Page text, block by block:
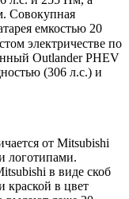
Совокупная
емкостью 20
электричестве по
Outlander PHEV
(306 л.с.) и
от Mitsubishi
логотипами.
в виде скоб
краской в цвет